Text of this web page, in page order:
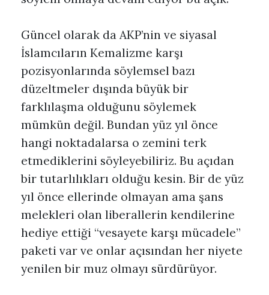
Güncel olarak da AKP’nin ve siyasal
İslamcıların Kemalizme karşı
pozisyonlarında söylemsel bazı
düzeltmeler dışında büyük bir
farklılaşma olduğunu söylemek
mümkün değil. Bundan yüz yıl önce
hangi noktadalarsa o zemini terk
etmediklerini söyleyebiliriz. Bu açıdan
bir tutarlılıkları olduğu kesin. Bir de yüz
yıl önce ellerinde olmayan ama şans
melekleri olan liberallerin kendilerine
hediye ettiği “vesayete karşı mücadele”
paketi var ve onlar açısından her niyete
yenilen bir muz olmayı sürdürüyor.